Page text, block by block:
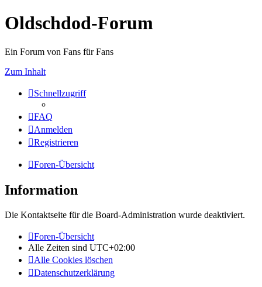
Oldschdod-Forum
Ein Forum von Fans für Fans
Zum Inhalt
Schnellzugriff
FAQ
Anmelden
Registrieren
Foren-Übersicht
Information
Die Kontaktseite für die Board-Administration wurde deaktiviert.
Foren-Übersicht
Alle Zeiten sind UTC+02:00
Alle Cookies löschen
Datenschutzerklärung